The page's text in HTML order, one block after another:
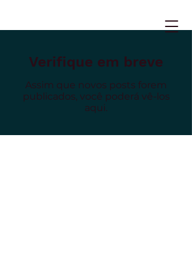
Verifique em breve
Assim que novos posts forem
publicados, você poderá vê-los
aqui.